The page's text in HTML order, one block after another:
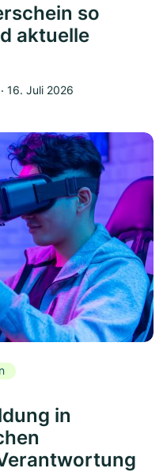
so
aktuelle
‧ 16. Juli 2026
in